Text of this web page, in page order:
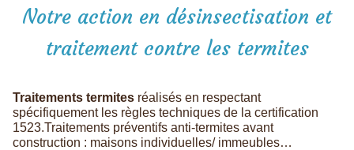
Notre action en désinsectisation et
traitement contre les termites
Traitements termites réalisés en respectant
spécifiquement les règles techniques de la certification
1523.Traitements préventifs anti-termites avant
construction : maisons individuelles/ immeubles…